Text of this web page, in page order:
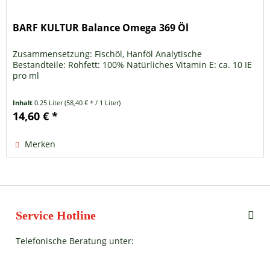
BARF KULTUR Balance Omega 369 Öl
Zusammensetzung: Fischöl, Hanföl Analytische
Bestandteile: Rohfett: 100% Natürliches Vitamin E: ca. 10 IE
pro ml
Inhalt0.25 Liter(58,40 € * / 1 Liter)
14,60 € *
Merken
Service Hotline
Telefonische Beratung unter: